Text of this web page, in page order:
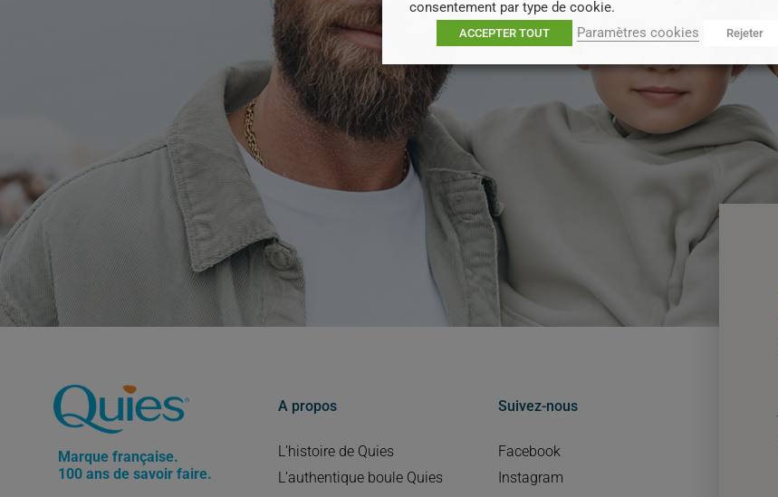
Marque française.
100 ans de savoir faire.
A propos
L’histoire de Quies
L’authentique boule Quies
Suivez-nous
Facebook
Instagram
consentement par type de cookie.
ACCEPTER TOUT Paramètres cookies Rejeter